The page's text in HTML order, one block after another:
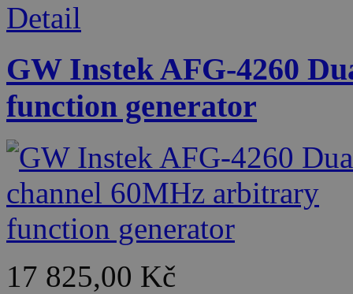
Detail
GW Instek AFG-4260
function generator
17 825,00 Kč